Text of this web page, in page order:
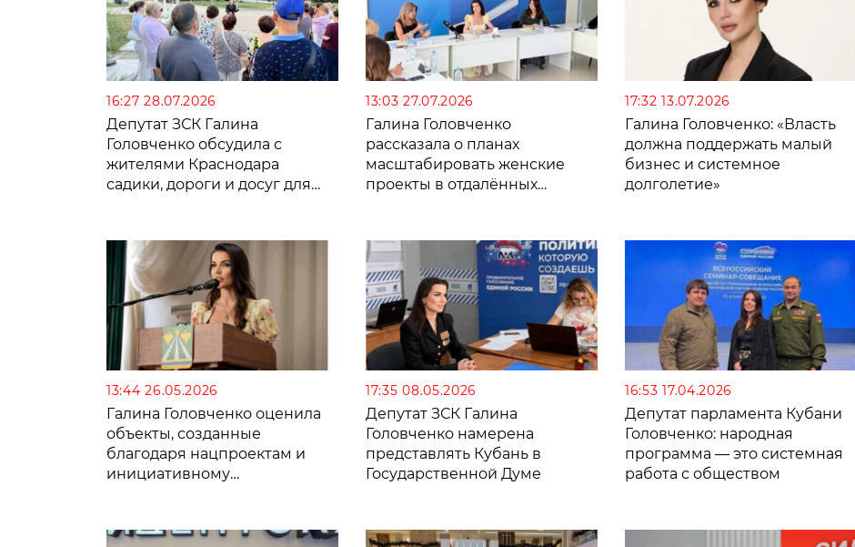
16:27 28.07.2026
Депутат ЗСК Галина
Головченко обсудила с
жителями Краснодара
садики, дороги и досуг для
13:03 27.07.2026
Галина Головченко
рассказала о планах
масштабировать женские
проекты в отдалённых
17:32 13.07.2026
Галина Головченко: «Власть
должна поддержать малый
бизнес и системное
долголетие»
13:44 26.05.2026
Галина Головченко оценила
объекты, созданные
благодаря нацпроектам и
инициативному
17:35 08.05.2026
Депутат ЗСК Галина
Головченко намерена
представлять Кубань в
Государственной Думе
16:53 17.04.2026
Депутат парламента Кубани
Головченко: народная
программа — это системная
работа с обществом